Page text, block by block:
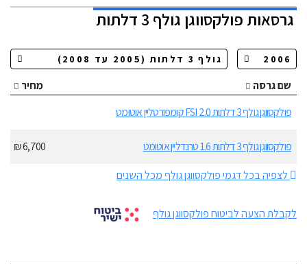
גרסאותפולקסווגן גולף 3 דלתות
שם גרסה
מחיר
פולקסווגן גולף 3 דלתות 2.0 FSI קומפורטליין אוטומט
פולקסווגן גולף 3 דלתות 1.6 טרנדליין אוטומט
6,700 ₪
לצפיה בכל דגמי פולקסווגן גולף מכל השנים
לקבלת הצעה לביטוח פולקסווגן גולף